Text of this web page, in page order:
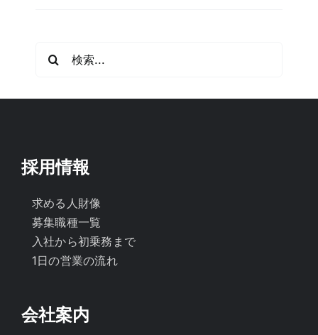
採用情報
求める人財像
募集職種一覧
入社から初乗務まで
1日の営業の流れ
会社案内